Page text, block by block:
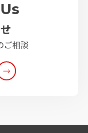
ご相談